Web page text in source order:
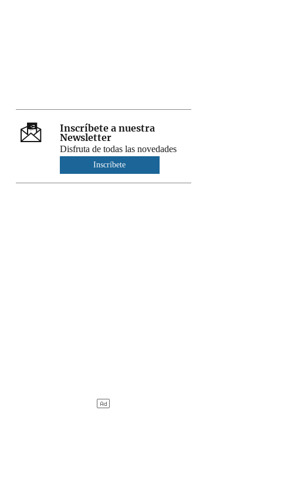
Inscríbete a nuestra
Newsletter
Disfruta de todas las novedades
Inscríbete